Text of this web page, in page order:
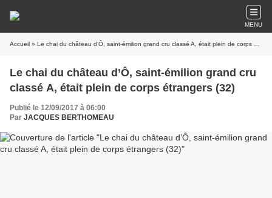
MENU
Accueil » Le chai du château d’Ô, saint-émilion grand cru classé A, était plein de corps étrangers (32)
Le chai du château d’Ô, saint-émilion grand cru
classé A, était plein de corps étrangers (32)
Publié le 12/09/2017 à 06:00
Par JACQUES BERTHOMEAU